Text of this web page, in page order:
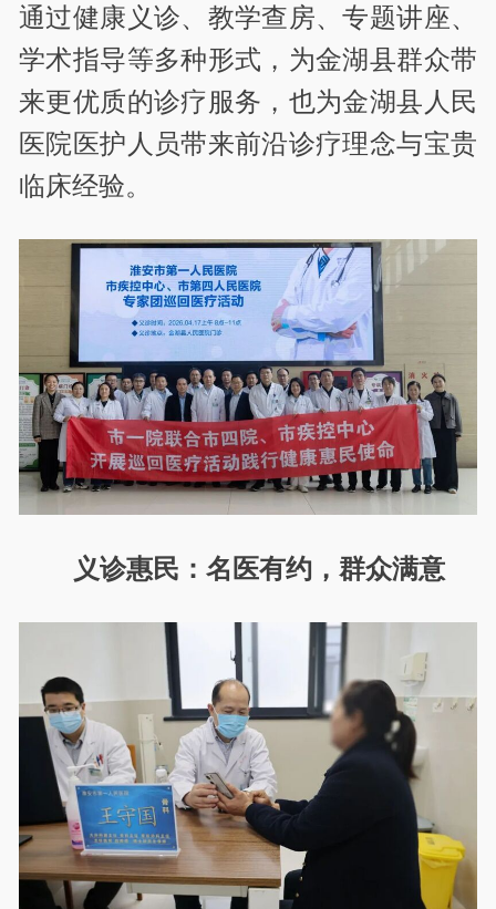
通过健康义诊、教学查房、专题讲座、
学术指导等多种形式，为金湖县群众带
来更优质的诊疗服务，也为金湖县人民
医院医护人员带来前沿诊疗理念与宝贵
临床经验。
义诊惠民：名医有约，群众满意